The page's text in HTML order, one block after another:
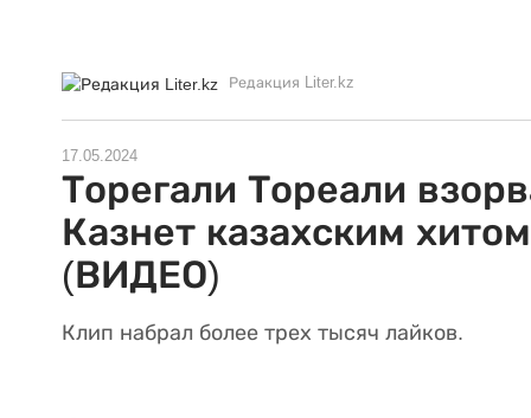
Редакция Liter.kz
17.05.2024
Торегали Тореали
Казнет казахским хитом
(ВИДЕО)
Клип набрал более трех тысяч лайков.